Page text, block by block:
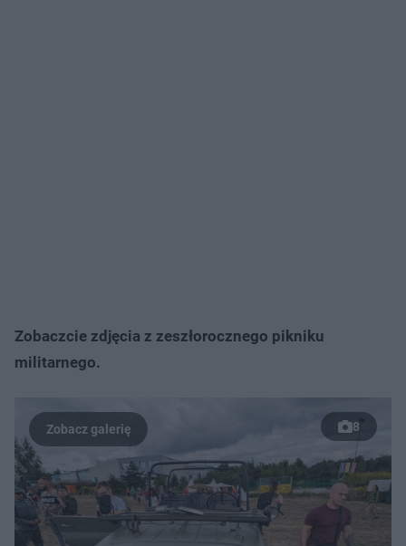
Zobaczcie zdjęcia z zeszłorocznego pikniku
militarnego.
8